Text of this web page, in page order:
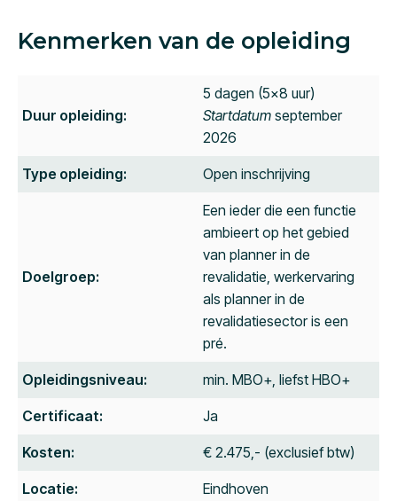
Kenmerken van de opleiding
Duur opleiding:
5 dagen (5×8 uur)
Startdatum september
2026
Type opleiding: Open inschrijving
Doelgroep:
Een ieder die een functie
ambieert op het gebied
van planner in de
revalidatie, werkervaring
als planner in de
revalidatiesector is een
pré.
Opleidingsniveau: min. MBO+, liefst HBO+
Certificaat: Ja
Kosten: € 2.475,- (exclusief btw)
Locatie: Eindhoven